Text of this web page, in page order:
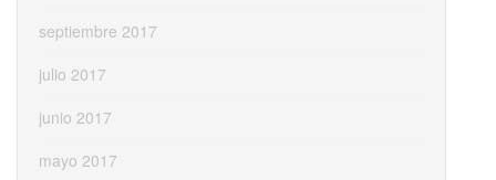
septiembre 2017
julio 2017
junio 2017
mayo 2017